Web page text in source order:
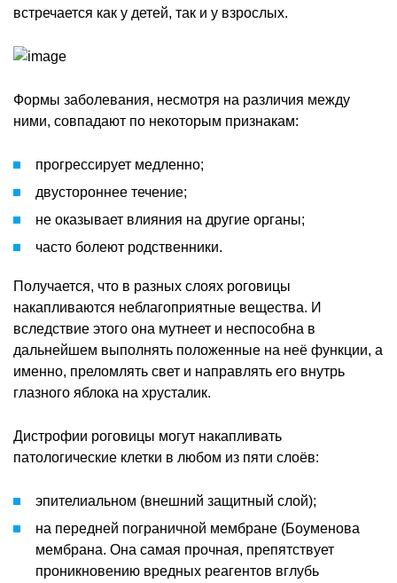
встречается как у детей, так и у взрослых.
Формы заболевания, несмотря на различия между
ними, совпадают по некоторым признакам:
прогрессирует медленно;
двустороннее течение;
не оказывает влияния на другие органы;
часто болеют родственники.
Получается, что в разных слоях роговицы
накапливаются неблагоприятные вещества. И
вследствие этого она мутнеет и неспособна в
дальнейшем выполнять положенные на неё функции, а
именно, преломлять свет и направлять его внутрь
глазного яблока на хрусталик.
Дистрофии роговицы могут накапливать
патологические клетки в любом из пяти слоёв:
эпителиальном (внешний защитный слой);
на передней пограничной мембране (Боуменова
мембрана. Она самая прочная, препятствует
проникновению вредных реагентов вглубь